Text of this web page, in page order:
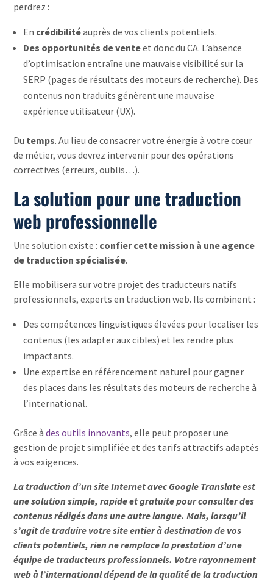
perdrez :
En crédibilitéauprès de vos clients potentiels.
Des opportunités de venteet donc du CA. L’absence
d’optimisation entraîne une mauvaise visibilité sur la
SERP (pages de résultats des moteurs de recherche). Des
contenus non traduits génèrent une mauvaise
expérience utilisateur (UX).
Du temps. Au lieu de consacrer votre énergie à votre cœur
de métier, vous devrez intervenir pour des opérations
correctives (erreurs, oublis…).
La solution pour une traduction
web professionnelle
Une solution existe : confier cette mission à une agence
de traduction spécialisée.
Elle mobilisera sur votre projet des traducteurs natifs
professionnels, experts en traduction web. Ils combinent :
Des compétences linguistiques élevées pour localiser les
contenus (les adapter aux cibles) et les rendre plus
impactants.
Une expertise en référencement naturel pour gagner
des places dans les résultats des moteurs de recherche à
l’international.
Grâce àdes outils innovants, elle peut proposer une
gestion de projet simplifiée et des tarifs attractifs adaptés
à vos exigences.
La traduction d’un site Internet avec Google Translate est
une solution simple, rapide et gratuite pour consulter des
contenus rédigés dans une autre langue. Mais, lorsqu’il
s’agit de traduire votre site entier à destination de vos
clients potentiels, rien ne remplace la prestation d’une
équipe de traducteurs professionnels. Votre rayonnement
web à l’international dépend de la qualité de la traduction